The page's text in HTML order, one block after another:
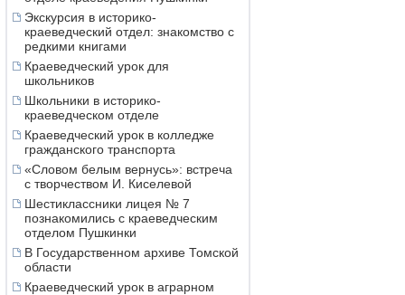
Экскурсия в историко-
краеведческий отдел: знакомство с
редкими книгами
Краеведческий урок для
школьников
Школьники в историко-
краеведческом отделе
Краеведческий урок в колледже
гражданского транспорта
«Словом белым вернусь»: встреча
с творчеством И. Киселевой
Шестиклассники лицея № 7
познакомились с краеведческим
отделом Пушкинки
В Государственном архиве Томской
области
Краеведческий урок в аграрном